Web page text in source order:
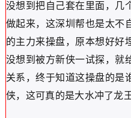
没想到把自己套在里面，几
做起来，这深圳帮也是太不
的主力来操盘，原本想好好
没想到被方新侠一试探，就
关系，终于知道这操盘的是
侠，这可真的是大水冲了龙